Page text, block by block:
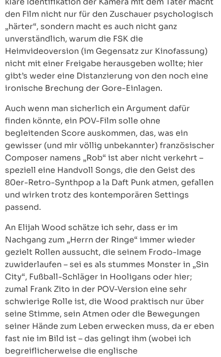
den Film nicht nur für den Zuschauer psychologisch
„härter“, sondern macht es auch nicht ganz
unverständlich, warum die FSK die
Heimvideoversion (im Gegensatz zur Kinofassung)
nicht mit einer Freigabe herausgeben wollte; hier
gibt’s weder eine Distanzierung von den noch eine
ironische Brechung der Gore-Einlagen.
Auch wenn man sicherlich ein Argument dafür
finden könnte, ein POV-Film solle ohne
begleitenden Score auskommen, das, was ein
gewisser (und mir völlig unbekannter) französischer
Composer namens „Rob“ ist aber nicht verkehrt –
speziell eine Handvoll Songs, die den Geist des
80er-Retro-Synthpop a la Daft Punk atmen, gefallen
und wirken trotz des kontemporären Settings
passend.
An Elijah Wood schätze ich sehr, dass er im
Nachgang zum „Herrn der Ringe“ immer wieder
gezielt Rollen aussucht, die seinem Frodo-Image
zuwiderlaufen – sei es als stummes Monster in „Sin
City“, Fußball-Schläger in Hooligans oder hier;
zumal Frank Zito in der POV-Version eine sehr
schwierige Rolle ist, die Wood praktisch nur über
seine Stimme, sein Atmen oder die Bewegungen
seiner Hände zum Leben erwecken muss, da er eben
fast nie im Bild ist – das gelingt ihm (wobei ich
begreiflicherweise die englische